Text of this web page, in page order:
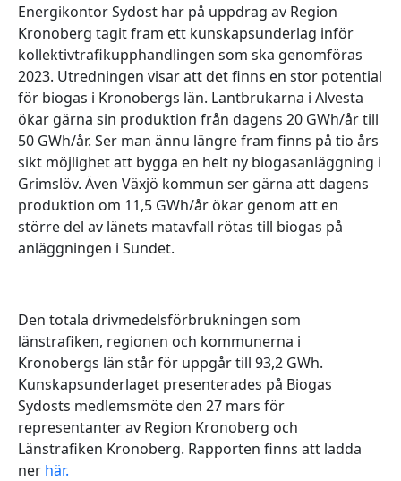
Energikontor Sydost har på uppdrag av Region
Kronoberg tagit fram ett kunskapsunderlag inför
kollektivtrafikupphandlingen som ska genomföras
2023. Utredningen visar att det finns en stor potential
för biogas i Kronobergs län. Lantbrukarna i Alvesta
ökar gärna sin produktion från dagens 20 GWh/år till
50 GWh/år. Ser man ännu längre fram finns på tio års
sikt möjlighet att bygga en helt ny biogasanläggning i
Grimslöv. Även Växjö kommun ser gärna att dagens
produktion om 11,5 GWh/år ökar genom att en
större del av länets matavfall rötas till biogas på
anläggningen i Sundet.
Den totala drivmedelsförbrukningen som
länstrafiken, regionen och kommunerna i
Kronobergs län står för uppgår till 93,2 GWh.
Kunskapsunderlaget presenterades på Biogas
Sydosts medlemsmöte den 27 mars för
representanter av Region Kronoberg och
Länstrafiken Kronoberg. Rapporten finns att ladda
ner här.